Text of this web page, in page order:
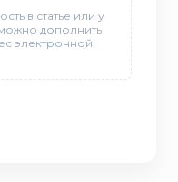
в статье или у
дополнить
электронной